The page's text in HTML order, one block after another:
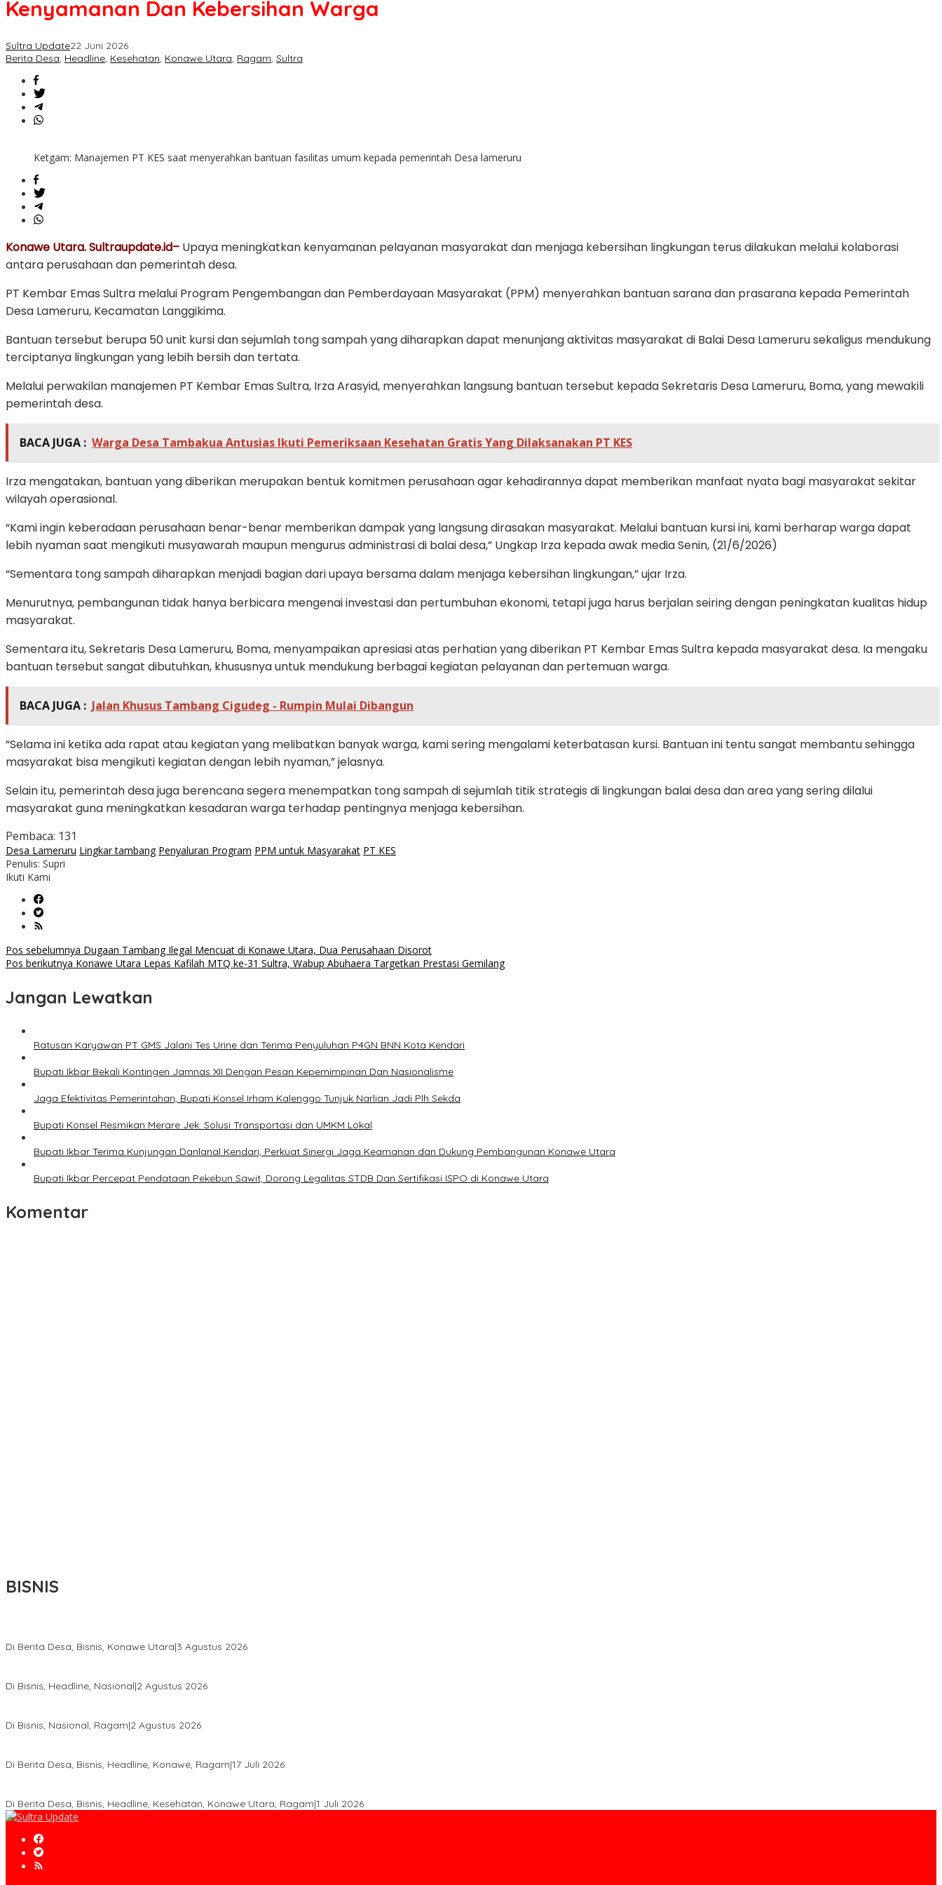
Fasilitas
Lameruru,
Dorong
Kenyamanan Dan Kebersihan Warga
Sultra Update22 Juni 2026
Berita Desa, Headline, Kesehatan, Konawe Utara, Ragam, Sultra
Ketgam: Manajemen PT KES saat menyerahkan bantuan fasilitas umum kepada pemerintah Desa lameruru
Konawe Utara. Sultraupdate.id– Upaya meningkatkan kenyamanan pelayanan masyarakat dan menjaga kebersihan lingkungan terus dilakukan melalui kolaborasi
antara perusahaan dan pemerintah desa.
PT Kembar Emas Sultra melalui Program Pengembangan dan Pemberdayaan Masyarakat (PPM) menyerahkan bantuan sarana dan prasarana kepada Pemerintah
Desa Lameruru, Kecamatan Langgikima.
Bantuan tersebut berupa 50 unit kursi dan sejumlah tong sampah yang diharapkan dapat menunjang aktivitas masyarakat di Balai Desa Lameruru sekaligus mendukung
terciptanya lingkungan yang lebih bersih dan tertata.
Melalui perwakilan manajemen PT Kembar Emas Sultra, Irza Arasyid, menyerahkan langsung bantuan tersebut kepada Sekretaris Desa Lameruru, Boma, yang mewakili
pemerintah desa.
BACA JUGA : Warga Desa Tambakua Antusias Ikuti Pemeriksaan Kesehatan Gratis Yang Dilaksanakan PT KES
Irza mengatakan, bantuan yang diberikan merupakan bentuk komitmen perusahaan agar kehadirannya dapat memberikan manfaat nyata bagi masyarakat sekitar
wilayah operasional.
“Kami ingin keberadaan perusahaan benar-benar memberikan dampak yang langsung dirasakan masyarakat. Melalui bantuan kursi ini, kami berharap warga dapat
lebih nyaman saat mengikuti musyawarah maupun mengurus administrasi di balai desa,” Ungkap Irza kepada awak media Senin, (21/6/2026)
“Sementara tong sampah diharapkan menjadi bagian dari upaya bersama dalam menjaga kebersihan lingkungan,” ujar Irza.
Menurutnya, pembangunan tidak hanya berbicara mengenai investasi dan pertumbuhan ekonomi, tetapi juga harus berjalan seiring dengan peningkatan kualitas hidup
masyarakat.
Sementara itu, Sekretaris Desa Lameruru, Boma, menyampaikan apresiasi atas perhatian yang diberikan PT Kembar Emas Sultra kepada masyarakat desa. Ia mengaku
bantuan tersebut sangat dibutuhkan, khususnya untuk mendukung berbagai kegiatan pelayanan dan pertemuan warga.
BACA JUGA : Jalan Khusus Tambang Cigudeg - Rumpin Mulai Dibangun
“Selama ini ketika ada rapat atau kegiatan yang melibatkan banyak warga, kami sering mengalami keterbatasan kursi. Bantuan ini tentu sangat membantu sehingga
masyarakat bisa mengikuti kegiatan dengan lebih nyaman,” jelasnya.
Selain itu, pemerintah desa juga berencana segera menempatkan tong sampah di sejumlah titik strategis di lingkungan balai desa dan area yang sering dilalui
masyarakat guna meningkatkan kesadaran warga terhadap pentingnya menjaga kebersihan.
Pembaca: 131
Desa Lameruru Lingkar tambang Penyaluran Program PPM untuk Masyarakat PT KES
Penulis: Supri
Ikuti Kami
Navigasi
Pos sebelumnya Dugaan Tambang Ilegal Mencuat di Konawe Utara, Dua Perusahaan Disorot
Pos berikutnya Konawe Utara Lepas Kafilah MTQ ke-31 Sultra, Wabup Abuhaera Targetkan Prestasi Gemilang
Jangan Lewatkan
Ratusan Karyawan PT GMS Jalani Tes Urine dan Terima Penyuluhan P4GN BNN Kota Kendari
Bupati Ikbar Bekali Kontingen Jamnas XII Dengan Pesan Kepemimpinan Dan Nasionalisme
Jaga Efektivitas Pemerintahan, Bupati Konsel Irham Kalenggo Tunjuk Narlian Jadi Plh Sekda
Bupati Konsel Resmikan Merare Jek: Solusi Transportasi dan UMKM Lokal
Bupati Ikbar Terima Kunjungan Danlanal Kendari, Perkuat Sinergi Jaga Keamanan dan Dukung Pembangunan Konawe Utara
Bupati Ikbar Percepat Pendataan Pekebun Sawit, Dorong Legalitas STDB Dan Sertifikasi ISPO di Konawe Utara
Komentar
BISNIS
Di Berita Desa, Bisnis, Konawe Utara|3 Agustus 2026
Di Bisnis, Headline, Nasional|2 Agustus 2026
Di Bisnis, Nasional, Ragam|2 Agustus 2026
Di Berita Desa, Bisnis, Headline, Konawe, Ragam|17 Juli 2026
Di Berita Desa, Bisnis, Headline, Kesehatan, Konawe Utara, Ragam|1 Juli 2026